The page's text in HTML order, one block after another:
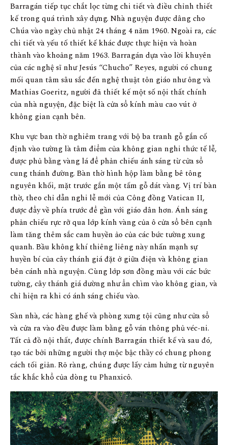
Barragán tiếp tục chắt lọc từng chi tiết và điều chỉnh thiết
kế trong quá trình xây dựng. Nhà nguyện được dâng cho
Chúa vào ngày chủ nhật 24 tháng 4 năm 1960. Ngoài ra, các
chi tiết và yếu tố thiết kế khác được thực hiện và hoàn
thành vào khoảng năm 1963. Barragán dựa vào lời khuyên
của các nghệ sĩ như Jesús “Chucho” Reyes, người có chung
mối quan tâm sâu sắc đến nghệ thuật tôn giáo như ông và
Mathias Goeritz, người đã thiết kế một số nội thất chính
của nhà nguyện, đặc biệt là cửa sổ kính màu cao vút ở
không gian cạnh bên.
Khu vực ban thờ nghiêm trang với bộ ba tranh gỗ gắn cố
định vào tường là tâm điểm của không gian nghi thức tế lễ,
được phủ bằng vàng lá để phản chiếu ánh sáng từ cửa sổ
cung thánh đường. Bàn thờ hình hộp làm bằng bê tông
nguyên khối, mặt trước gắn một tấm gỗ dát vàng. Vị trí bàn
thờ, theo chỉ dẫn nghi lễ mới của Công đồng Vatican II,
được đẩy về phía trước để gần với giáo dân hơn. Ánh sáng
phản chiếu rực rỡ qua lớp kính vàng của ô cửa sổ bên cạnh
làm tăng thêm sắc cam huyền ảo của các bức tường xung
quanh. Bầu không khí thiêng liêng này nhấn mạnh sự
huyền bí của cây thánh giá đặt ở giữa điện và không gian
bên cánh nhà nguyện. Cùng lớp sơn đồng màu với các bức
tường, cây thánh giá dường như ẩn chìm vào không gian, và
chỉ hiện ra khi có ánh sáng chiếu vào.
Sàn nhà, các hàng ghế và phòng xưng tội cũng như cửa sổ
và cửa ra vào đều được làm bằng gỗ ván thông phủ véc-ni.
Tất cả đồ nội thất, được chính Barragán thiết kế và sau đó,
tạo tác bởi những người thợ mộc bậc thầy có chung phong
cách tối giản. Rõ ràng, chúng được lấy cảm hứng từ nguyên
tắc khắc khổ của dòng tu Phanxicô.